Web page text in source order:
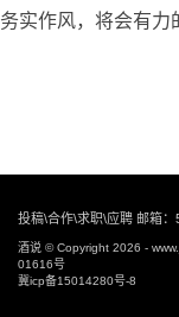
务实作风，将会有力
文
投稿\合作\求职\应聘 邮箱
酒说 © Copyright 2026 -
01616号
冀icp备15014280号-8